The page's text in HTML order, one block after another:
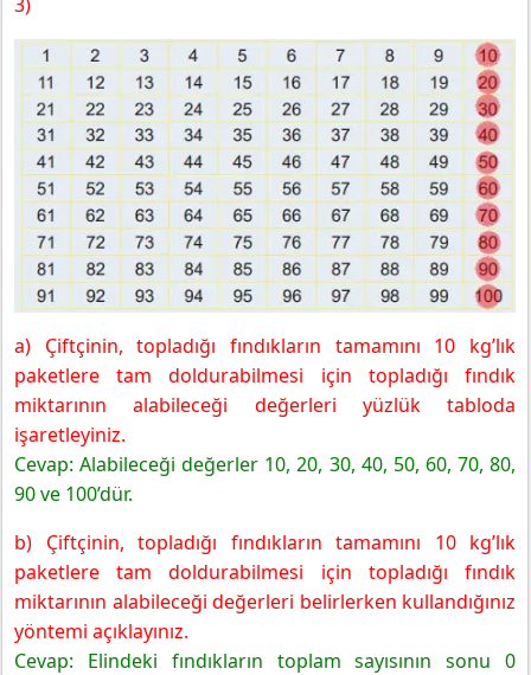
a) Çiftçinin, topladığı fındıkların tamamını 10 kg’lık
paketlere tam doldurabilmesi için topladığı fındık
miktarının alabileceği değerleri yüzlük tabloda
işaretleyiniz.
Cevap: Alabileceği değerler 10, 20, 30, 40, 50, 60, 70, 80,
90 ve 100’dür.
b) Çiftçinin, topladığı fındıkların tamamını 10 kg’lık
paketlere tam doldurabilmesi için topladığı fındık
miktarının alabileceği değerleri belirlerken kullandığınız
yöntemi açıklayınız.
Cevap: Elindeki fındıkların toplam sayısının sonu 0